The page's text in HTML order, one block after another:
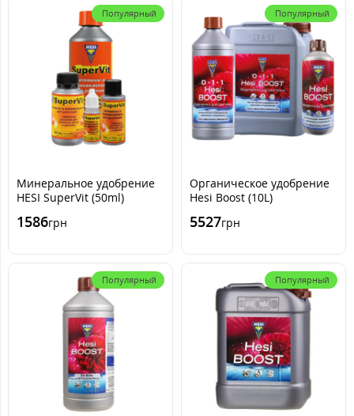
Популярный
Минеральное удобрение
HESI SuperVit (50ml)
1586грн
Популярный
Органическое удобрение
Hesi Boost (10L)
5527грн
Популярный Популярный